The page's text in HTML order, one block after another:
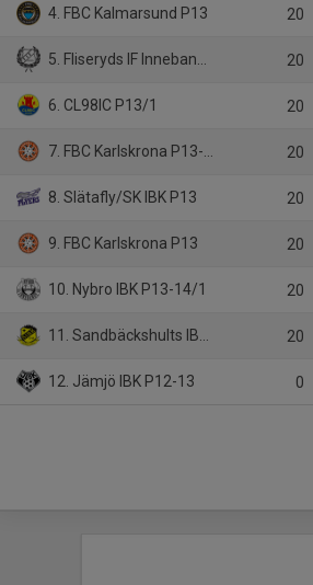
4. FBC Kalmarsund P13 20
5. Fliseryds IF Innebandy P12-13 20
6. CL98IC P13/1 20
7. FBC Karlskrona P13-14 20
8. Slätafly/SK IBK P13 20
9. FBC Karlskrona P13 20
10. Nybro IBK P13-14/1 20
11. Sandbäckshults IBK P13-14 20
12. Jämjö IBK P12-13 0